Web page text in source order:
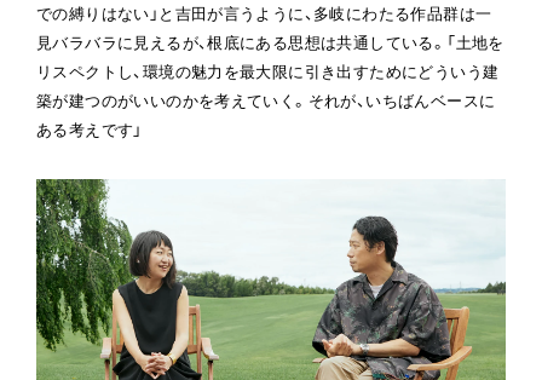
での縛りはない」と吉田が言うように、多岐にわたる作品群は一
見バラバラに見えるが、根底にある思想は共通している。「土地を
リスペクトし、環境の魅力を最大限に引き出すためにどういう建
築が建つのがいいのかを考えていく。それが、いちばんベースに
ある考えです」